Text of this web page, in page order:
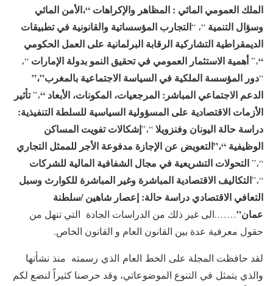
الملك العمومي المائي : المظاهر والإكراهات “،الأمن المائي
وسؤال التنمية “، “التجارب المؤسساتية والقانونية في تطبيقات
الديمقراطية التشاركية الرقابة البرلمانية على العمل الحكومي
“،”أهمية الاستثمار العمومي في تحقيق النمو بدولة الإمارات “،
“دور المؤسسة الملكية في السياسة الاجتماعية بالمغرب”،”
الدعم الاجتماعي المباشر: المرجعيات، المكونات، الأبعاد “،”تأثير
الأزمات الاقتصادية على المسؤولية السياسية للسلطة التنفيذية:
دراسة حالة اليونان وفنزويلا“،”إشكالات تفويت المساكن
الوظيفية “،”التعويض عن الإجازة مدفوعة الأجر للممثل التجاري
“،”التحولات التشريعية في مجال الشفافية المالية للشركات
“،”التكاليف الاقتصادية المباشرة وغير المباشرة للكوارث وسبل
التعافي الاقتصادي دراسة حالة: إعصار شاهين /سلطنة
عمان”…….الى غير ذلك من الدراسات الجادة التي تنهل من
حقول معرفية عدة بين القانون العام و القانون الخاص.
لقد حافظت المجلة على الخط العام الذي رسمته منذ نشأتها
والذي يتمثل في التنوع الموضوعاتي، وقد حرصنا كثيراً لنضع لكم